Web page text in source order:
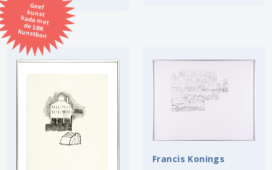
Geef
kunst
kado met
de SBK
Kunstbon
Techniek
Kunstenaar
Orientatie
Francis Konings